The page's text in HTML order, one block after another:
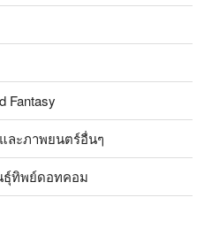
Fantasy
ละภาพยนตร์อื่นๆ
ธุ์ทิพย์ดอทคอม